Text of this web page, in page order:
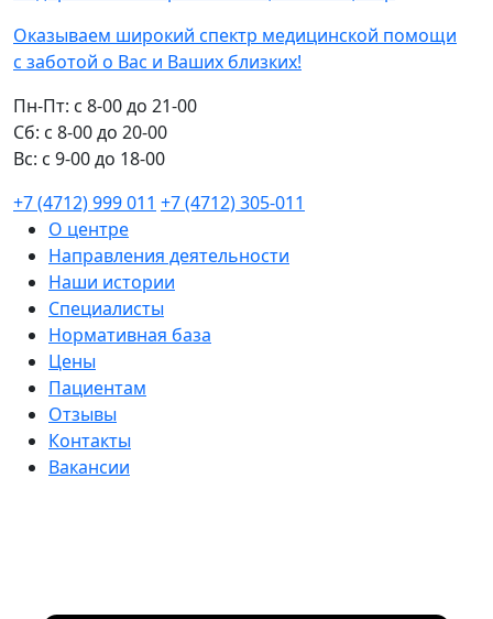
Оказываем широкий спектр медицинской помощи
с заботой о Вас и Ваших близких!
Пн-Пт: с 8-00 до 21-00
Cб: с 8-00 до 20-00
Вс: с 9-00 до 18-00
+7 (4712) 999 011 +7 (4712) 305-011
О центре
Направления деятельности
Наши истории
Специалисты
Нормативная база
Цены
Пациентам
Отзывы
Контакты
Вакансии